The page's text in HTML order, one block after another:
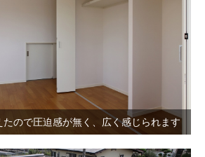
ので圧迫感が無く、広く感じられます